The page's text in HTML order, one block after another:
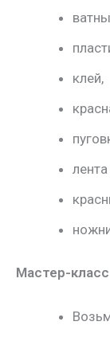
клей,
Мастер-класс